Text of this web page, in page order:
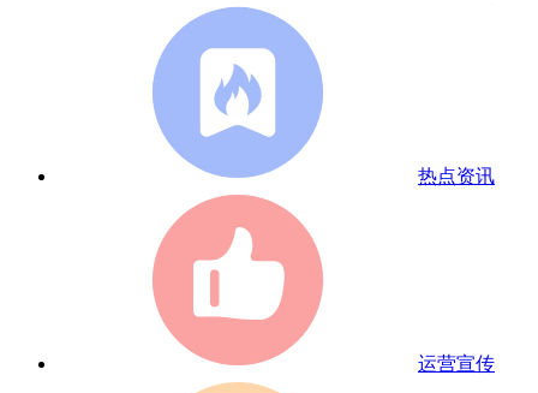
热点资讯
运营宣传